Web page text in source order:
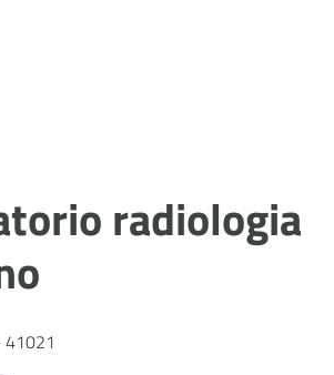
radiologia
41021